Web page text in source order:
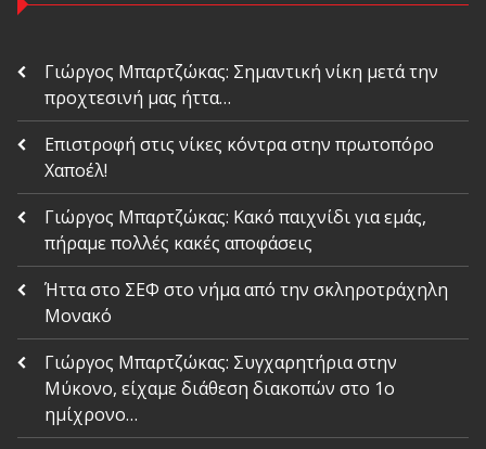
Γιώργος Μπαρτζώκας: Σημαντική νίκη μετά την
προχτεσινή μας ήττα…
Επιστροφή στις νίκες κόντρα στην πρωτοπόρο
Χαποέλ!
Γιώργος Μπαρτζώκας: Κακό παιχνίδι για εμάς,
πήραμε πολλές κακές αποφάσεις
Ήττα στο ΣΕΦ στο νήμα από την σκληροτράχηλη
Μονακό
Γιώργος Μπαρτζώκας: Συγχαρητήρια στην
Μύκονο, είχαμε διάθεση διακοπών στο 1ο
ημίχρονο…